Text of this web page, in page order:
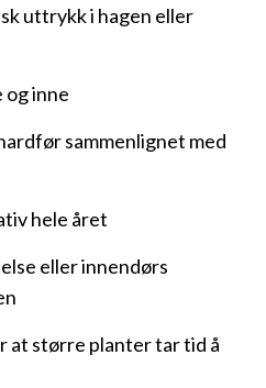
uttrykk i hagen eller
og inne
sammenlignet med
hele året
eller innendørs
at større planter tar tid å